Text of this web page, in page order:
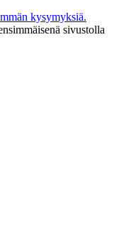
kysymyksiä.
sivustolla